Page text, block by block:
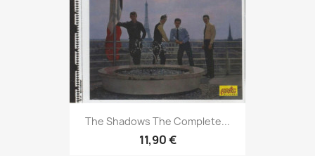
The Shadows The Complete...
11,90 €